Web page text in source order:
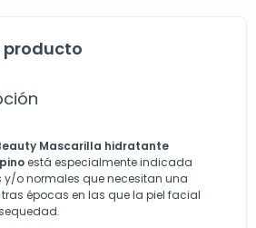
producto
Mascarilla hidratante
está especialmente indicada
y/o normales que necesitan una
épocas en las que la piel facial